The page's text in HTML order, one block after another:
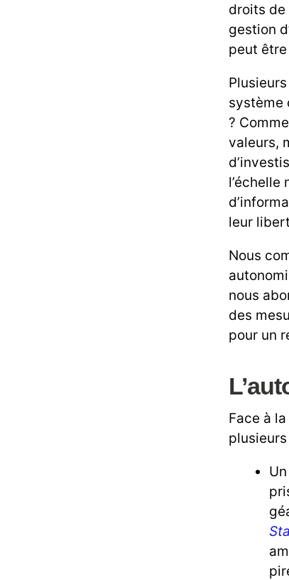
droits de
gestion
peut
système
?
valeurs,
leur
Nous
nous
des
pour un
Face à